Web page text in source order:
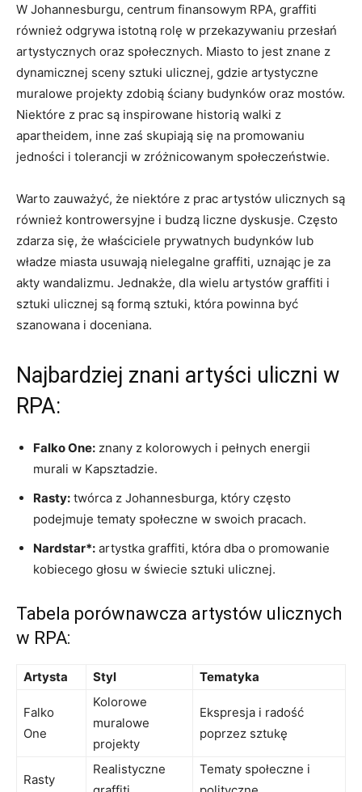
W Johannesburgu, centrum finansowym RPA, graffiti
również ‍odgrywa ⁣istotną rolę w ⁣przekazywaniu ⁣przesłań
artystycznych oraz społecznych. Miasto to jest ‌znane z
dynamicznej sceny sztuki ulicznej,​ gdzie artystyczne
muralowe ‍projekty⁤ zdobią ściany budynków oraz mostów.
Niektóre ⁤z prac są inspirowane historią walki z⁢
apartheidem, ⁢inne‍ zaś skupiają się na ‍promowaniu‍
jedności i tolerancji ⁢w ​zróżnicowanym społeczeństwie.⁢
Warto zauważyć, że niektóre z ⁤prac artystów ulicznych są
również kontrowersyjne i budzą⁣ liczne dyskusje. Często
zdarza się, że właściciele prywatnych budynków lub
władze miasta usuwają nielegalne graffiti, ⁣uznając je za⁢
akty wandalizmu. Jednakże, dla wielu artystów graffiti i
sztuki ulicznej są formą sztuki, która ‌powinna być
szanowana i doceniana. ‌
Najbardziej znani artyści uliczni⁢ w
RPA:
Falko One: znany z kolorowych​ i ​pełnych energii
murali w​ Kapsztadzie.
Rasty: twórca z⁤ Johannesburga, który często
podejmuje tematy społeczne w swoich pracach.
Nardstar*: artystka⁣ graffiti, która dba o promowanie
kobiecego ⁤głosu w ⁢świecie sztuki ulicznej.
Tabela porównawcza artystów‍ ulicznych
w⁤ RPA:
Artysta Styl Tematyka
Falko
One
Kolorowe
muralowe
projekty
Ekspresja i radość
poprzez⁢ sztukę
Rasty
Realistyczne
Tematy społeczne i